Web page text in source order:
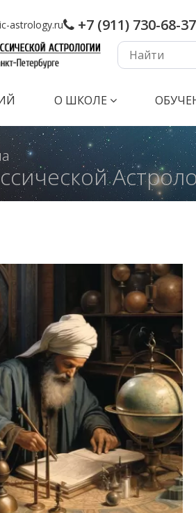
astrology.ru +7 (911) 730-68-37
О ШКОЛЕ